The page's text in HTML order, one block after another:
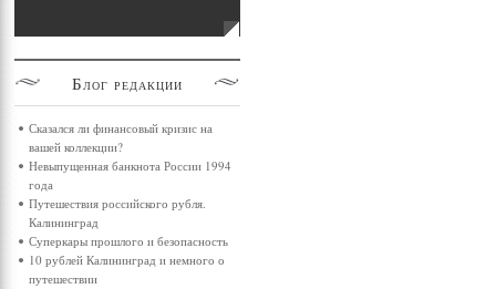
Блог редакции
Сказался ли финансовый кризис на
вашей коллекции?
Невыпущенная банкнота России 1994
года
Путешествия российского рубля.
Калининград
Суперкары прошлого и безопасность
10 рублей Калининград и немного о
путешествии